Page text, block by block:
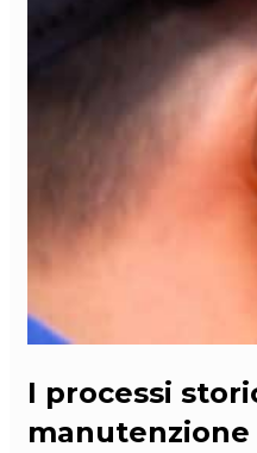
I processi